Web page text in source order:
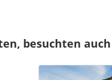
besuchten auch